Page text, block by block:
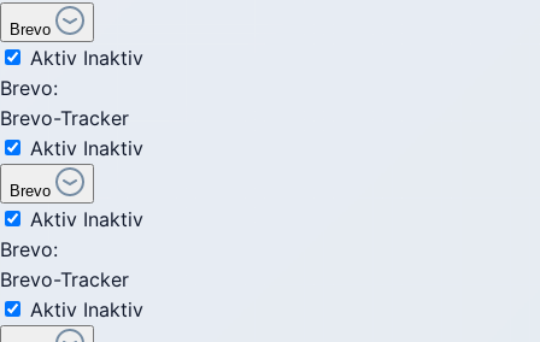
Brevo
Aktiv Inaktiv
Brevo:
Brevo-Tracker
Aktiv Inaktiv
Brevo
Aktiv Inaktiv
Brevo:
Brevo-Tracker
Aktiv Inaktiv